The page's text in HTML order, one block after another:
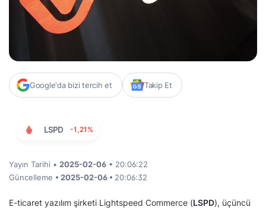
Google'da bizi tercih et Takip Et
LSPD -1,21%
Yayın Tarihi • 2025-02-06 • 20:06:22
Güncelleme • 2025-02-06 • 20:06:32
E-ticaret yazılım şirketi Lightspeed Commerce (LSPD), üçüncü